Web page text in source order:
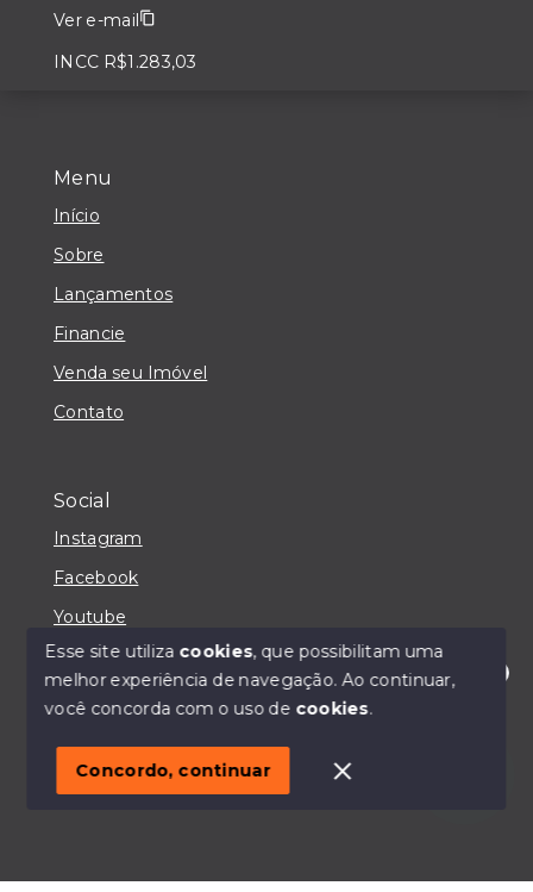
Olá! Estou disponível para te ajudar.
Menu
Início
Sobre
Lançamentos
Financie
Venda seu Imóvel
Contato
Social
Instagram
Facebook
Youtube
© Copyright 2026 - IMOBILIÁRIA CASA MAIORI -
SITE PARA IMOBILIARIA
Ver e-mail
INCC R$1.283,03
Esse site utiliza cookies, que possibilitam uma
melhor experiência de navegação.Ao continuar,
você concorda com o uso de cookies.
Concordo, continuar